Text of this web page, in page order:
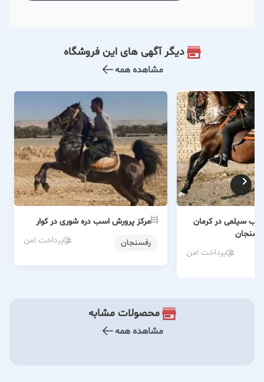
دیگر آگهی های این فروشگاه
مشاهده همه
سیلمی در کرمان
پرداخت امن
مرکز پرورش اسب دره شوری در کوار
رفسنجان
پرداخت امن
محصولات مشابه
مشاهده همه